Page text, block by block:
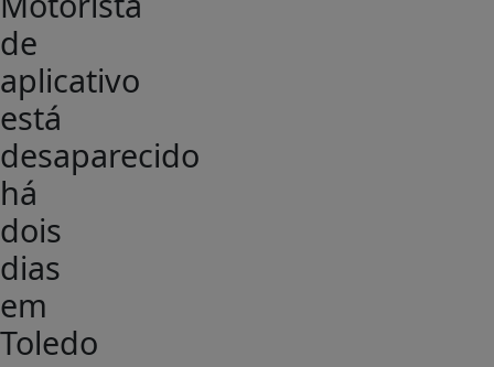
de
aplicativo
está
desaparecido
há
dois
dias
em
Toledo